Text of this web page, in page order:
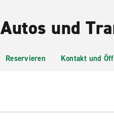
Autos und
Reservieren Kontakt und